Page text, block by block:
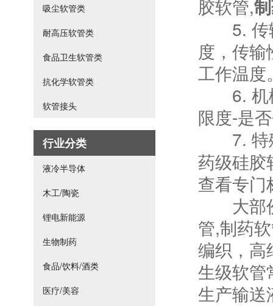
吸尘软管类
耐高压软管类
食品卫生软管类
抗化学软管类
软管接头
行业分类
液冷半导体
木工/陶瓷
锂电新能源
生物制药
食品/饮料/酒类
医疗/美容
胶软管,
5. 传输
度，传
工作温度
6. 机械
限度-是
7. 特殊
药级硅胶
查看专门
大部份
管,制药
编织，高
生级软管
生产输送